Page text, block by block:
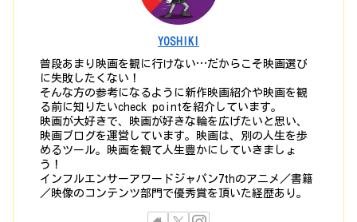
YOSHIKI
普段あまり映画を観に行けない…だからこそ映画選び
に失敗したくない！
そんな方の参考になるように新作映画紹介や映画を観
る前に知りたいcheck pointを紹介しています。
映画が大好きで、映画が好きな輪を広げたいと思い、
映画ブログを運営しています。映画は、別の人生を歩
めるツール。映画を観て人生豊かにしていきましょ
う！
インフルエンサーアワードジャパン7thのアニメ／書籍
／映像のコンテンツ部門で優秀賞を頂いた経歴あり。